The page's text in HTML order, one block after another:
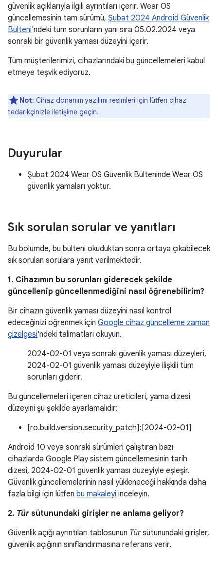
güvenlik açıklarıyla ilgili ayrıntıları içerir. Wear OS
güncellemesinin tam sürümü, Şubat 2024 Android Güvenlik
Bülteni'ndeki tüm sorunların yanı sıra 05.02.2024 veya
sonraki bir güvenlik yaması düzeyini içerir.
Tüm müşterilerimizi, cihazlarındaki bu güncellemeleri kabul
etmeye teşvik ediyoruz.
Not: Cihaz donanım yazılımı resimleri için lütfen cihaz
tedarikçinizle iletişime geçin.
Duyurular
Şubat 2024 Wear OS Güvenlik Bülteninde Wear OS
güvenlik yamaları yoktur.
Sık sorulan sorular ve yanıtları
Bu bölümde, bu bülteni okuduktan sonra ortaya çıkabilecek
sık sorulan sorulara yanıt verilmektedir.
1. Cihazımın bu sorunları giderecek şekilde
güncellenip güncellenmediğini nasıl öğrenebilirim?
Bir cihazın güvenlik yaması düzeyini nasıl kontrol
edeceğinizi öğrenmek için Google cihaz güncelleme zaman
çizelgesi'ndeki talimatları okuyun.
2024-02-01 veya sonraki güvenlik yaması düzeyleri,
2024-02-01 güvenlik yaması düzeyiyle ilişkili tüm
sorunları giderir.
Bu güncellemeleri içeren cihaz üreticileri, yama dizesi
düzeyini şu şekilde ayarlamalıdır:
[ro.build.version.security_patch]:[2024-02-01]
Android 10 veya sonraki sürümleri çalıştıran bazı
cihazlarda Google Play sistem güncellemesinin tarih
dizesi, 2024-02-01 güvenlik yaması düzeyiyle eşleşir.
Güvenlik güncellemelerinin nasıl yükleneceği hakkında daha
fazla bilgi için lütfen bu makaleyi inceleyin.
2. Tür sütunundaki girişler ne anlama geliyor?
Güvenlik açığı ayrıntıları tablosunun Türsütunundaki girişler,
güvenlik açığının sınıflandırmasına referans verir.